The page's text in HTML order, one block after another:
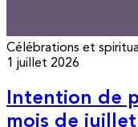
Célébrations et
1 juillet 2026
Intention de
mois de juillet